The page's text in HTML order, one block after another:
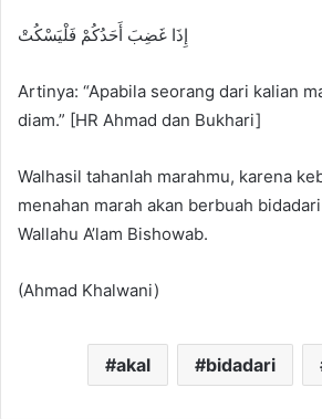
إِذَا غَضِبَ أَحَدُكُمْ فَلْيَسْكُتْ
Artinya: “Apabila seorang dari kalian
diam.” [HR Ahmad dan Bukhari]
Walhasil tahanlah marahmu, karena
menahan marah akan berbuah
Wallahu A’lam Bishowab.
(Ahmad Khalwani)
akal bidadari